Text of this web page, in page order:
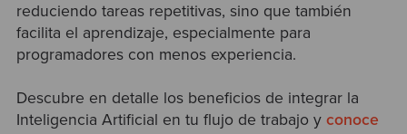
reduciendo tareas repetitivas, sino que también
facilita el aprendizaje, especialmente para
programadores con menos experiencia.
Descubre en detalle los beneficios de integrar la
Inteligencia Artificial en tu flujo de trabajo yconoce